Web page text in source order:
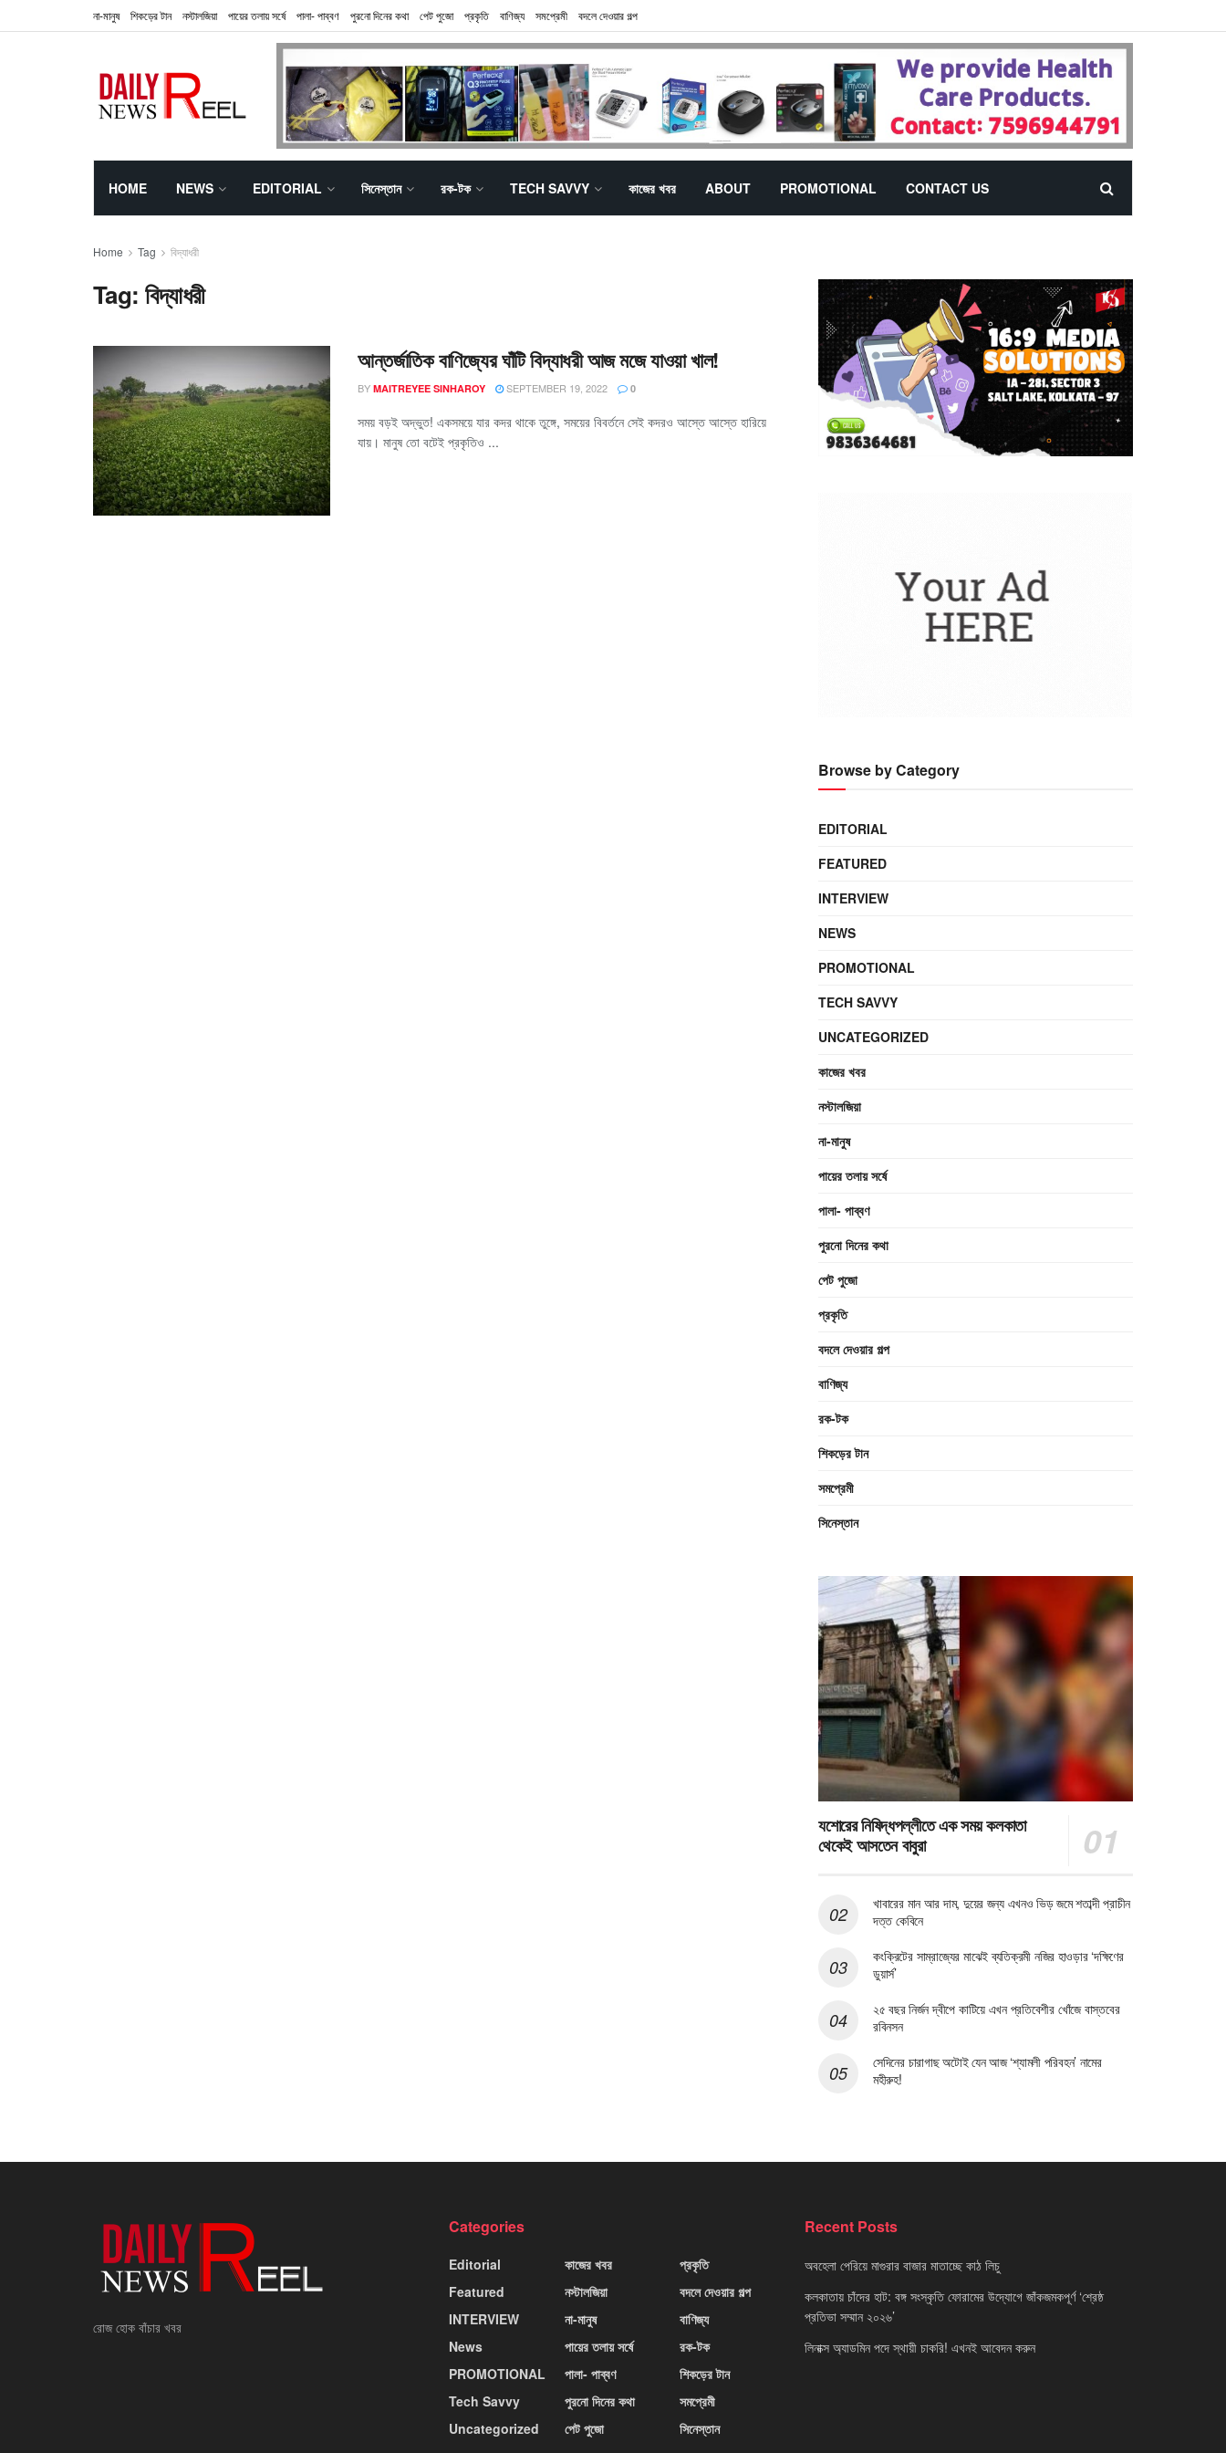
না-মানুষ শিকড়ের টান নস্টালজিয়া পায়ের তলায় সর্ষে পালা- পাব্বণ পুরনো দিনের কথা পেট পুজো প্রকৃতি বাণিজ্য সমপ্রেমী বদলে দেওয়ার গল্প
HOME NEWS EDITORIAL সিনেস্তান রক-টক TECH SAVVY কাজের খবর ABOUT PROMOTIONAL CONTACT US
Home Tag বিদ্যাধরী
Tag:বিদ্যাধরী
আন্তর্জাতিক বাণিজ্যের ঘাঁটি বিদ্যাধরী আজ মজে যাওয়া খাল!
BY MAITREYEE SINHAROY SEPTEMBER 19, 2022 0
সময় বড়ই অদ্ভুত! একসময়ে যার কদর থাকে তুঙ্গে, সময়ের বিবর্তনে সেই কদরও আস্তে আস্তে হারিয়ে
যায়। মানুষ তো বটেই প্রকৃতিও ...
Browse by Category
EDITORIAL
FEATURED
INTERVIEW
NEWS
PROMOTIONAL
TECH SAVVY
UNCATEGORIZED
কাজের খবর
নস্টালজিয়া
না-মানুষ
পায়ের তলায় সর্ষে
পালা- পাব্বণ
পুরনো দিনের কথা
পেট পুজো
প্রকৃতি
বদলে দেওয়ার গল্প
বাণিজ্য
রক-টক
শিকড়ের টান
সমপ্রেমী
সিনেস্তান
যশোরের নিষিদ্ধপল্লীতে এক সময় কলকাতা
থেকেই আসতেন বাবুরা
খাবারের মান আর দাম, দুয়ের জন্য এখনও ভিড় জমে শতাব্দী প্রাচীন
দত্ত কেবিনে
কংক্রিটের সাম্রাজ্যের মাঝেই ব্যতিক্রমী নজির হাওড়ার ‘দক্ষিণের
ডুয়ার্স’
২৫ বছর নির্জন দ্বীপে কাটিয়ে এখন প্রতিবেশীর খোঁজে বাস্তবের
রবিনসন
সেদিনের চারাগাছ অটোই যেন আজ ‘শ্যামলী পরিবহন’ নামের
মহীরুহ!
রোজ হোক বাঁচার খবর
Categories
Editorial
Featured
INTERVIEW
News
PROMOTIONAL
Tech Savvy
Uncategorized
কাজের খবর
নস্টালজিয়া
না-মানুষ
পায়ের তলায় সর্ষে
পালা- পাব্বণ
পুরনো দিনের কথা
পেট পুজো
প্রকৃতি
বদলে দেওয়ার গল্প
বাণিজ্য
রক-টক
শিকড়ের টান
সমপ্রেমী
সিনেস্তান
Recent Posts
অবহেলা পেরিয়ে মাগুরার বাজার মাতাচ্ছে কাঠ লিচু
কলকাতায় চাঁদের হাট: বঙ্গ সংস্কৃতি ফোরামের উদ্যোগে জাঁকজমকপূর্ণ ‘শ্রেষ্ঠ
প্রতিভা সম্মান ২০২৬’
লিনাক্স অ্যাডমিন পদে স্থায়ী চাকরি! এখনই আবেদন করুন